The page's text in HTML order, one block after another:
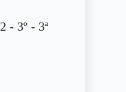
- 3º - 3ª